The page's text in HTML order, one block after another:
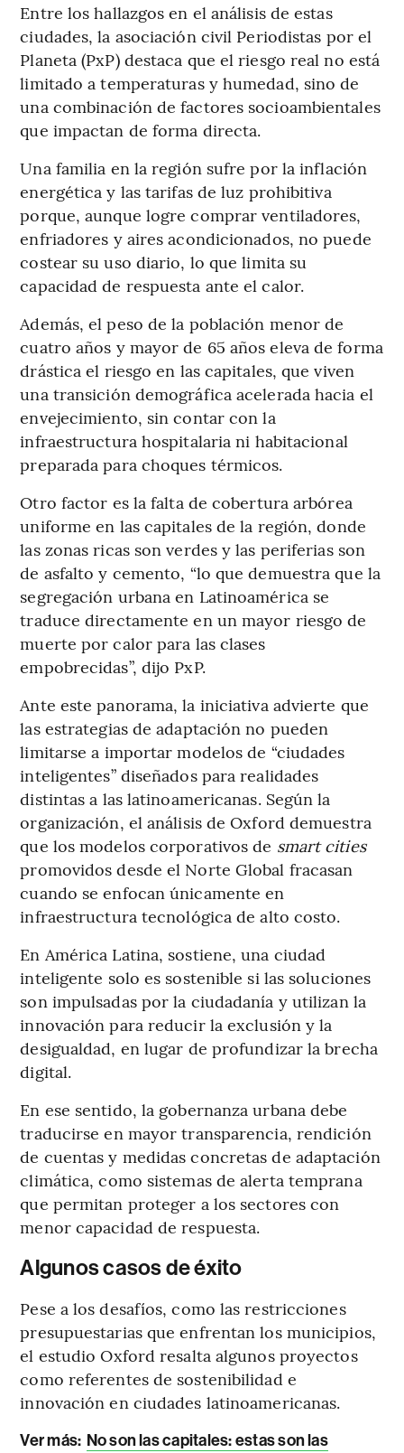
Entre los hallazgos en el análisis de estas
ciudades, la asociación civil Periodistas por el
Planeta (PxP) destaca que el riesgo real no está
limitado a temperaturas y humedad, sino de
una combinación de factores socioambientales
que impactan de forma directa.
Una familia en la región sufre por la inflación
energética y las tarifas de luz prohibitiva
porque, aunque logre comprar ventiladores,
enfriadores y aires acondicionados, no puede
costear su uso diario, lo que limita su
capacidad de respuesta ante el calor.
Además, el peso de la población menor de
cuatro años y mayor de 65 años eleva de forma
drástica el riesgo en las capitales, que viven
una transición demográfica acelerada hacia el
envejecimiento, sin contar con la
infraestructura hospitalaria ni habitacional
preparada para choques térmicos.
Otro factor es la falta de cobertura arbórea
uniforme en las capitales de la región, donde
las zonas ricas son verdes y las periferias son
de asfalto y cemento, “lo que demuestra que la
segregación urbana en Latinoamérica se
traduce directamente en un mayor riesgo de
muerte por calor para las clases
empobrecidas”, dijo PxP.
Ante este panorama, la iniciativa advierte que
las estrategias de adaptación no pueden
limitarse a importar modelos de “ciudades
inteligentes” diseñados para realidades
distintas a las latinoamericanas. Según la
organización, el análisis de Oxford demuestra
que los modelos corporativos de smart cities
promovidos desde el Norte Global fracasan
cuando se enfocan únicamente en
infraestructura tecnológica de alto costo.
En América Latina, sostiene, una ciudad
inteligente solo es sostenible si las soluciones
son impulsadas por la ciudadanía y utilizan la
innovación para reducir la exclusión y la
desigualdad, en lugar de profundizar la brecha
digital.
En ese sentido, la gobernanza urbana debe
traducirse en mayor transparencia, rendición
de cuentas y medidas concretas de adaptación
climática, como sistemas de alerta temprana
que permitan proteger a los sectores con
menor capacidad de respuesta.
Algunos casos de éxito
Pese a los desafíos, como las restricciones
presupuestarias que enfrentan los municipios,
el estudio Oxford resalta algunos proyectos
como referentes de sostenibilidad e
innovación en ciudades latinoamericanas.
Ver más: No son las capitales: estas son las